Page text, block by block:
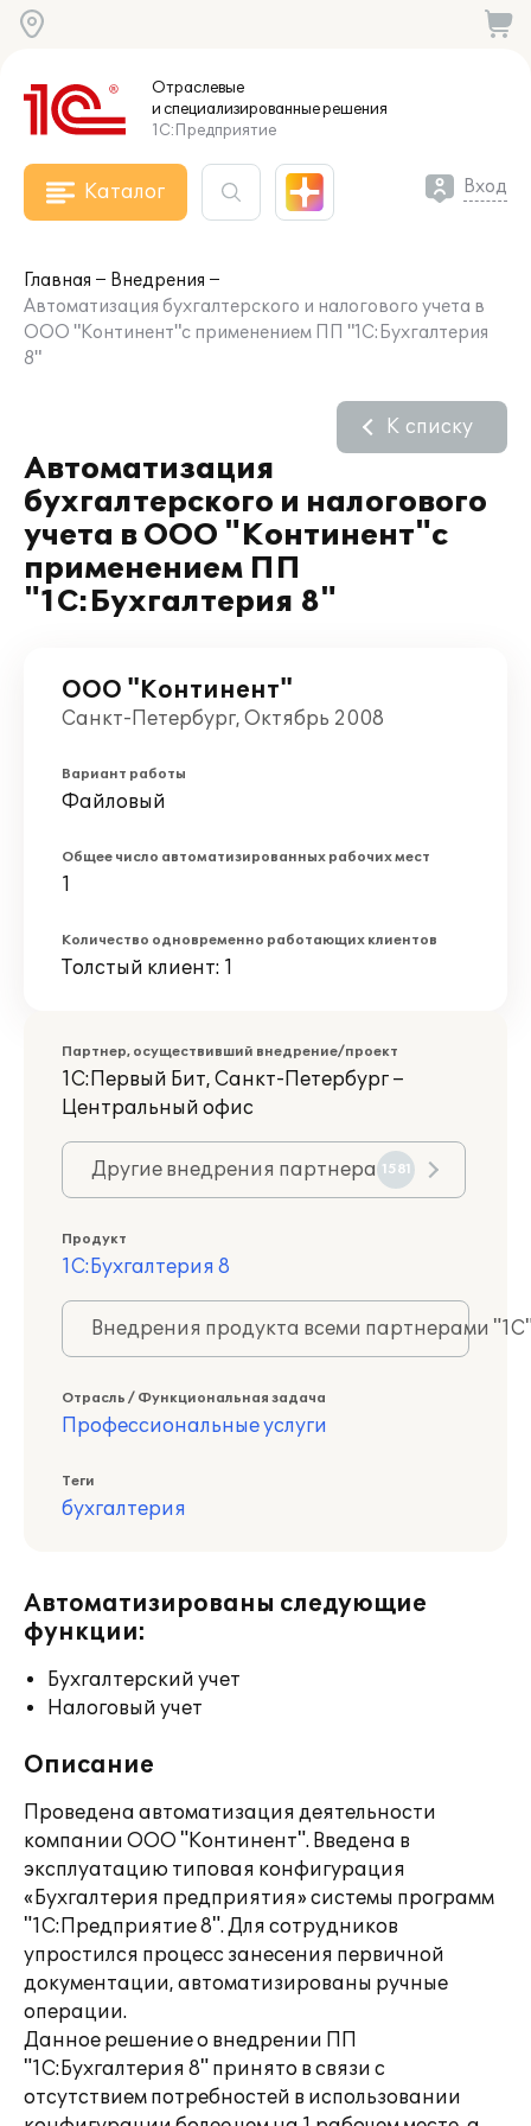
Отраслевые
и специализированныерешения
1С:Предприятие
Каталог Вход
Главная
Внедрения
Автоматизация бухгалтерского и налогового учета в
ООО "Континент"с применением ПП "1С:Бухгалтерия
8"
Автоматизация
бухгалтерского и налогового
учета в ООО "Континент"с
применением ПП
"1С:Бухгалтерия 8"
К списку
ООО "Континент"
Санкт-Петербург, Октябрь 2008
Вариант работы
Файловый
Общее число автоматизированных рабочих мест
1
Количество одновременно работающих клиентов
Толстый клиент: 1
Партнер, осуществивший внедрение/проект
1С:Первый Бит, Санкт-Петербург –
Центральный офис
Другие внедрения партнера 1581
Продукт
1С:Бухгалтерия 8
Внедрения продукта всеми партнерами
Отрасль / Функциональная задача
Профессиональные услуги
Теги
бухгалтерия
Автоматизированы следующие
функции:
Бухгалтерский учет
Налоговый учет
Описание
Проведена автоматизация деятельности
компании ООО "Континент". Введена в
эксплуатацию типовая конфигурация
«Бухгалтерия предприятия» системы программ
"1С:Предприятие 8". Для сотрудников
упростился процесс занесения первичной
документации, автоматизированы ручные
операции.
Данное решение о внедрении ПП
"1С:Бухгалтерия 8" принято в связи с
отсутствием потребностей в использовании